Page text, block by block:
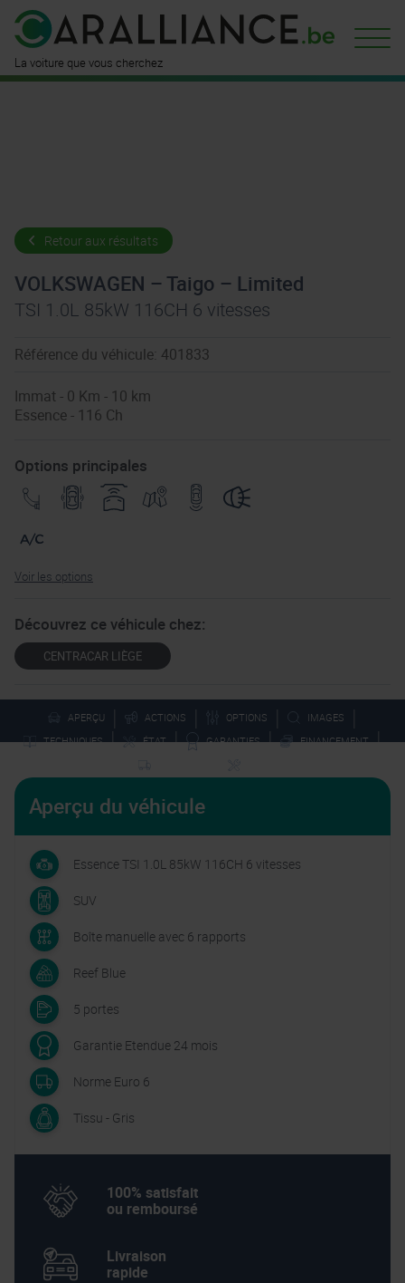
La voiture que vous cherchez
Retour aux résultats
VOLKSWAGEN – Taigo – Limited
TSI 1.0L 85kW 116CH 6 vitesses
Référence du véhicule: 401833
Immat - 0 Km - 10 km
Essence - 116 Ch
Options principales
Voir les options
Découvrez ce véhicule chez:
CENTRACAR LIÈGE
APERÇU ACTIONS OPTIONS IMAGES
TECHNIQUES | ÉTAT | GARANTIES | FINANCEMENT |
Aperçu du véhicule
Essence TSI 1.0L 85kW 116CH 6 vitesses
SUV
Boîte manuelle avec 6 rapports
Reef Blue
5 portes
Garantie Etendue 24 mois
Norme Euro 6
Tissu - Gris
100% satisfait
ou remboursé
Livraison
rapide